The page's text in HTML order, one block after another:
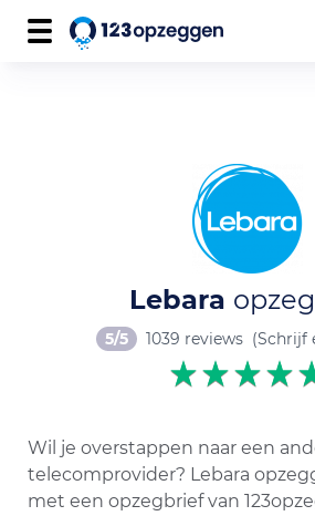
Lebara
5/5 1039 reviews (Schrijf
Wil je overstappen naar een
telecomprovider? Lebara
met een opzegbrief van